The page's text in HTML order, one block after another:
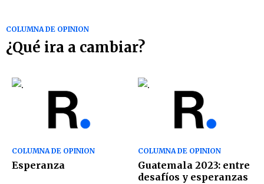
COLUMNA DE OPINION
¿Qué ira a cambiar?
COLUMNA DE OPINION
Esperanza
COLUMNA DE OPINION
Guatemala 2023: entre
desafíos y esperanzas